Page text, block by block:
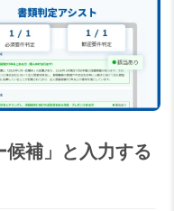
候補」と入力する